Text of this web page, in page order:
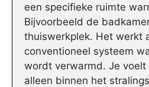
een specifieke ruimte
Bijvoorbeeld de
thuiswerkplek. Het werkt
conventioneel systeem
wordt verwarmd. Je
alleen binnen het